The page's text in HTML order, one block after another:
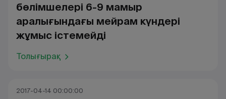
бөлімшелері 6-9 мамыр
аралығындағы мейрам күндері
жұмыс істемейді
Толығырақ
2017-04-14 00:00:00